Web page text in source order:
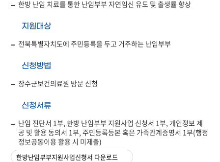
한방 난임 치료를 통한 난임부부 자연임신 유도 및 출생률 향상
지원대상
전북특별자치도에 주민등록을 두고 거주하는 난임부부
신청방법
장수군보건의료원 방문 신청
신청서류
난임 진단서 1부, 한방 난임부부 지원사업 신청서 1부, 개인정보 제
공 및 활용 동의서 1부, 주민등록등본 혹은 가족관계증명서 1부(행정
정보공동이용 활용 시 미제출)
한방난임부부지원사업신청서 다운로드